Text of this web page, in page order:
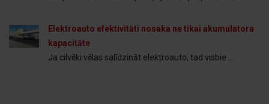
Elektroauto efektivitāti nosaka ne tikai akumulatora
kapacitāte
Ja cilvēki vēlas salīdzināt elektroauto, tad visbie ...